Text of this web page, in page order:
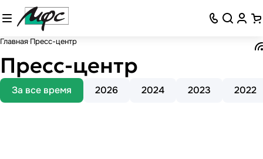
Главная Пресс-центр
Пресс-центр
За все время 2026 2024 2023 2022